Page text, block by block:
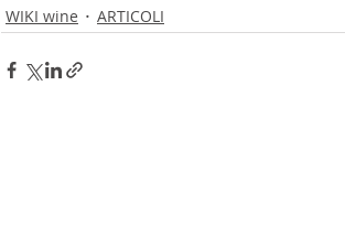
WIKI wine
ARTICOLI